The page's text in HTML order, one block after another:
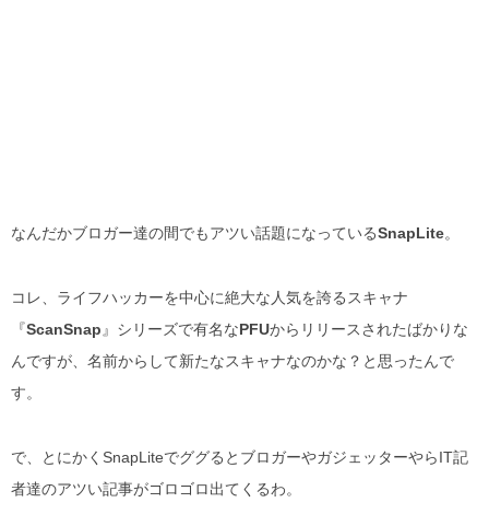
なんだかブロガー達の間でもアツい話題になっているSnapLite。
コレ、ライフハッカーを中心に絶大な人気を誇るスキャナ
『ScanSnap 』シリーズで有名なPFUからリリースされたばかりな
んですが、名前からして新たなスキャナなのかな？と思ったんで
す。
で、とにかくSnapLiteでググるとブロガーやガジェッターやらIT記
者達のアツい記事がゴロゴロ出てくるわ。